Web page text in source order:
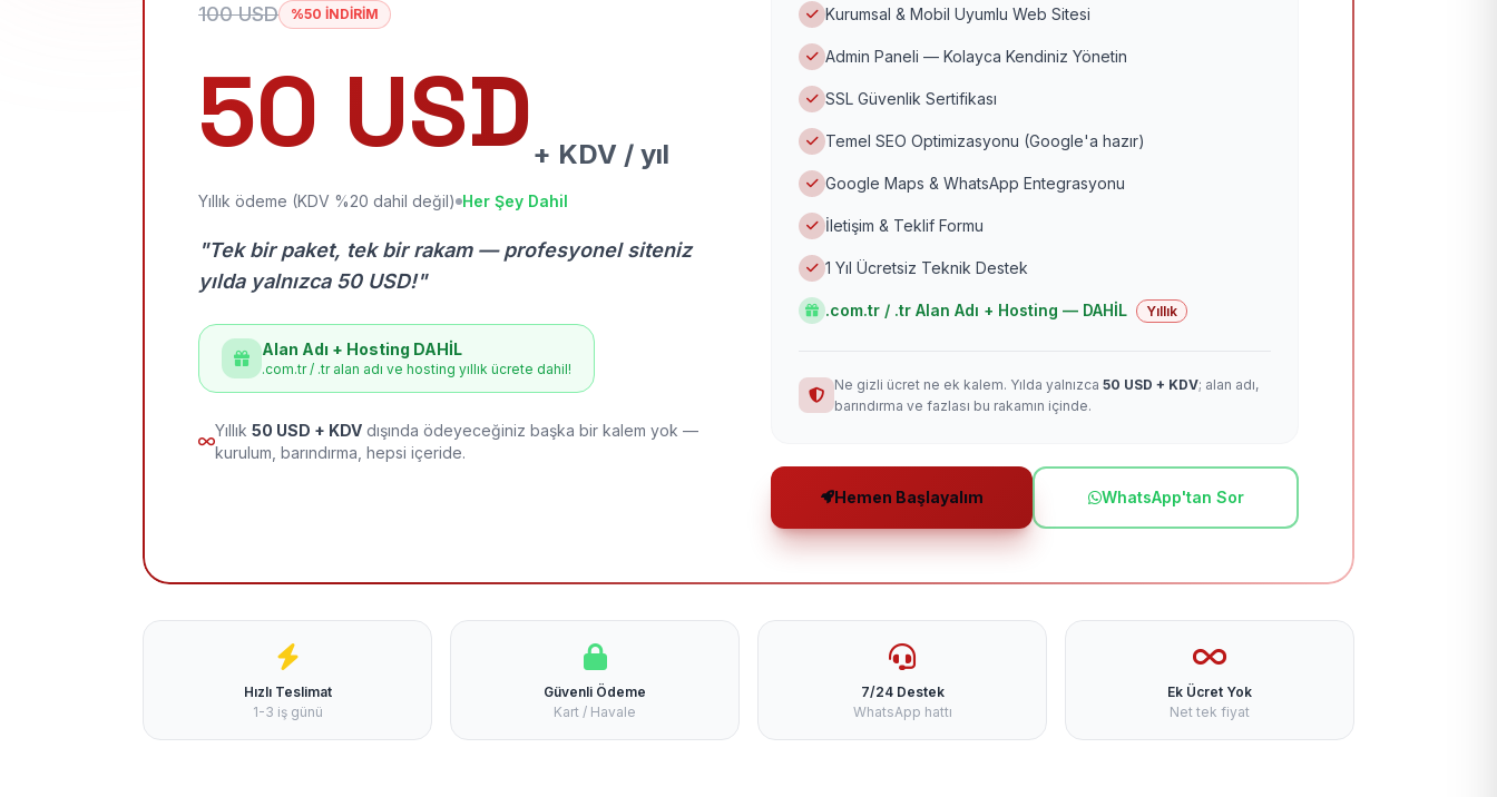
100 USD %50 İNDİRİM
50 USD + KDV / yıl
Yıllık ödeme (KDV %20 dahil değil) Her Şey Dahil
"Tek bir paket, tek bir rakam — profesyonel siteniz
yılda yalnızca 50 USD!"
Alan Adı + Hosting DAHİL
.com.tr / .tr alan adı ve hosting yıllık ücrete dahil!
Yıllık 50 USD + KDV dışında ödeyeceğiniz başka bir kalem yok —
kurulum, barındırma, hepsi içeride.
Kurumsal & Mobil Uyumlu Web Sitesi
Admin Paneli — Kolayca Kendiniz Yönetin
SSL Güvenlik Sertifikası
Temel SEO Optimizasyonu (Google'a hazır)
Google Maps & WhatsApp Entegrasyonu
İletişim & Teklif Formu
1 Yıl Ücretsiz Teknik Destek
.com.tr / .tr Alan Adı + Hosting — DAHİL Yıllık
Ne gizli ücret ne ek kalem. Yılda yalnızca 50 USD + KDV; alan adı,
barındırma ve fazlası bu rakamın içinde.
Hemen Başlayalım WhatsApp'tan Sor
Hızlı Teslimat
1-3 iş günü
Güvenli Ödeme
Kart / Havale
7/24 Destek
WhatsApp hattı
Ek Ücret Yok
Net tek fiyat